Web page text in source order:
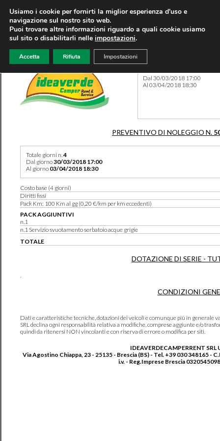
Dal 30/03/2018 17:00
Al 03/04/2018 18:30
PREVENTIVO DI NOLEGGIO N.
Totale giorni n.4
Dal giorno30/03/2018 17:00
Al giorno 03/04/2018 18:30
Costo base (4 giorni)
Diritti fissi
Pack Km: 100 Km al gg (0,20 €/km per km eccedenti)
PACK AGGIUNTIVI
n.1
n.1 Servizio svuotamento serbatoio acque grigie
TOTALE
DOTAZIONE DI SERIE -
CONDIZIONI
Dati e caratteristiche tecniche, dotazioni dei veicoli e comunque più in generale
SRL declina ogni responsabilità relativa a modifiche, comprese aggiunte e/o
quindi da ritenersi NON vincolanti e con riserva di errore o modifica per siti.
IDEAVERDECAMPERRENT SRL
Via Agostino Chiappa, 23 - 25135 - Brescia (BS) - Tel. +39 030 348165 -
i.v. - Reg.Imprese Brescia
Usiamo i cookie per fornirti la miglior esperienza d'uso e
navigazione sul nostro sito web.
Puoi trovare altre informazioni riguardo a quali cookie usiamo
sul sito o disabilitarli nelle impostazioni.
Accetta Rifiuta Impostazioni